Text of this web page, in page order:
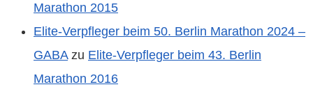
Marathon 2015
Elite-Verpfleger beim 50. Berlin Marathon 2024 –
GABAzu Elite-Verpfleger beim 43. Berlin
Marathon 2016